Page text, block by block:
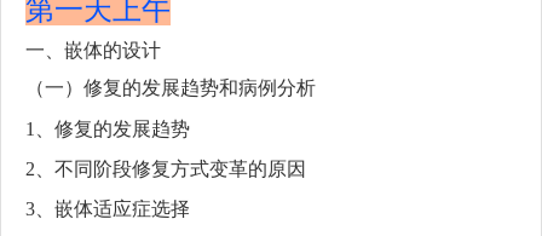
第一天上午
一、嵌体的设计
（一）修复的发展趋势和病例分析
1、修复的发展趋势
2、不同阶段修复方式变革的原因
3、嵌体适应症选择